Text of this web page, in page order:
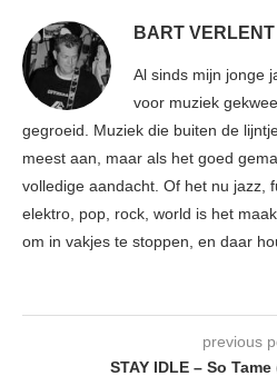
BART VERLENT
Al sinds mijn jonge
voor muziek
gegroeid. Muziek die buiten de
meest aan, maar als het goed
volledige aandacht. Of het nu jazz,
elektro, pop, rock, world is het
om in vakjes te stoppen, en daar
previous
STAY IDLE – So